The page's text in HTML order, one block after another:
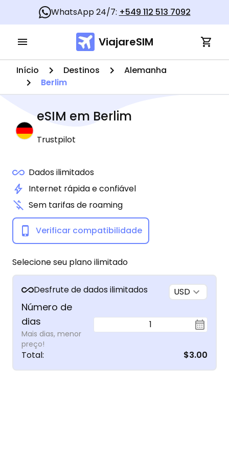
WhatsApp 24/7: +549 112 513 7092
ViajareSIM
Início Destinos
Alemanha
Berlim
eSIM em Berlim
Trustpilot
Dados ilimitados
Internet rápida e confiável
Sem tarifas de roaming
Verificar compatibilidade
Selecione seu plano ilimitado
Desfrute de dados ilimitados USD
Número de
dias
Mais dias, menor
preço!
1
Total: $3.00